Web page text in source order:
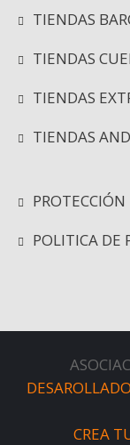
TIENDAS
TIENDAS
TIENDAS
TIENDAS
POLITICA DE
CREA